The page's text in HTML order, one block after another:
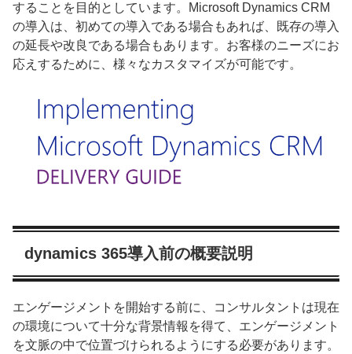
することを目的としています。Microsoft Dynamics CRM
の導入は、初めての導入である場合もあれば、既存の導入
の延長や改良である場合もあります。お客様のニーズにお
応えするために、様々なカスタマイズが可能です。
dynamics 365導入前の概要説明
エンゲージメントを開始する前に、コンサルタントは現在
の環境について十分な背景情報を得て、エンゲージメント
を文脈の中で位置づけられるようにする必要があります。